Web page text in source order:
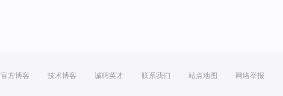
官方博客 技术博客 诚聘英才 联系我们 站点地图 网络举报